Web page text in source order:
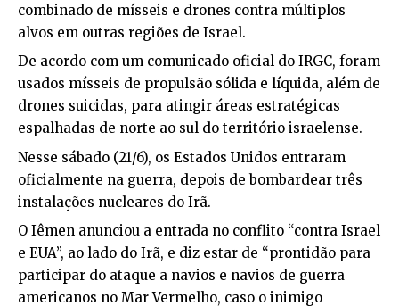
combinado de mísseis e drones contra múltiplos
alvos em outras regiões de Israel.
De acordo com um comunicado oficial do IRGC, foram
usados mísseis de propulsão sólida e líquida, além de
drones suicidas, para atingir áreas estratégicas
espalhadas de norte ao sul do território israelense.
Nesse sábado (21/6), os Estados Unidos entraram
oficialmente na guerra, depois de bombardear três
instalações nucleares do Irã.
O Iêmen anunciou a entrada no conflito “contra Israel
e EUA”, ao lado do Irã, e diz estar de “prontidão para
participar do ataque a navios e navios de guerra
americanos no Mar Vermelho, caso o inimigo